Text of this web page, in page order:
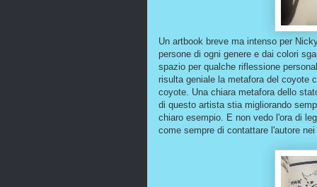
Un artbook breve ma intenso per
persone di ogni genere e dai colori
spazio per qualche riflessione
risulta geniale la metafora del coyote
coyote. Una chiara metafora dello
di questo artista stia migliorando
chiaro esempio. E non vedo l'ora di
come sempre di contattare l'autore